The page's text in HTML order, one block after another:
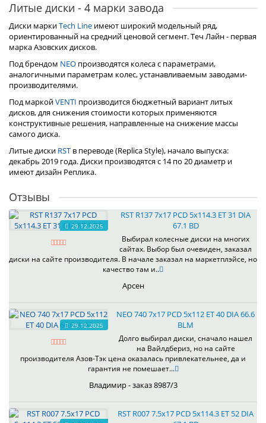
Литые диски - 4 марки завода
Диски маркиTech Line имеют широкий модельный ряд,
ориентированный на средний ценовой сегмент. Теч Лайн - первая
марка Азовских дисков.
Под брендом NEO производятся колеса с параметрами,
аналогичными параметрам колес, устанавливаемым заводами-
производителями.
Под маркойVENTI производится бюджетный вариант литых
дисков, для снижения стоимости которых применяются
конструктивные решения, направленные на снижение массы
самого диска.
Литые диски RST в переводе (Replica Style), начало выпуска:
декабрь 2019 года. Диски производятся с 14 по 20 диаметр и
имеют дизайн Реплика.
Отзывы
29.12.2025
RST R137 7x17 PCD 5x114.3 ET 31 DIA
67.1 BD
Выбирал колесные диски на многих
сайтах. Выбор был очевиден, заказал
диски на сайте производителя. В начале заказал на маркетплэйсе, но
качество там и..
Арсен
29.12.2025
NEO 740 7x17 PCD 5x112 ET 40 DIA 66.6
BLM
Долго выбирал диски, сначало нашел
на Вайлдбериз, но на сайте
производителя Азов-Тэк цена оказалась привлекательнее, да и
гарантия не помешает...
Владимир - заказ 8987/3
RST R007 7.5x17 PCD 5x114.3 ET 52 DIA